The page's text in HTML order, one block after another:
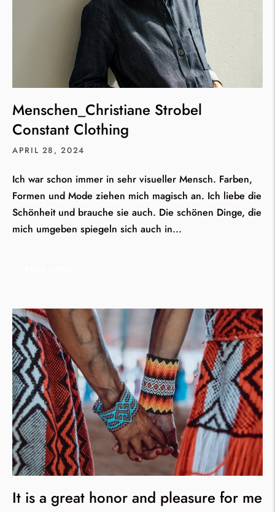
Menschen_Christiane Strobel
Constant Clothing
APRIL 28, 2024
Ich war schon immer in sehr visueller Mensch. Farben,
Formen und Mode ziehen mich magisch an. Ich liebe die
Schönheit und brauche sie auch. Die schönen Dinge, die
mich umgeben spiegeln sich auch in...
It is a great honor and pleasure for me